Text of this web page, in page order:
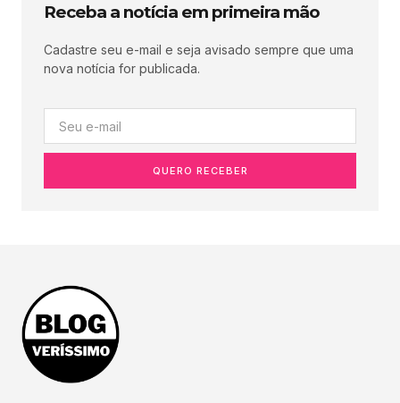
Receba a notícia em primeira mão
Cadastre seu e-mail e seja avisado sempre que uma
nova notícia for publicada.
QUERO RECEBER